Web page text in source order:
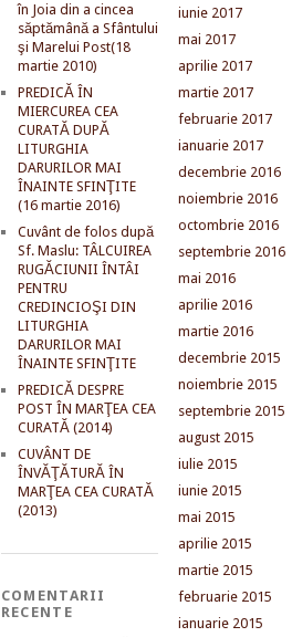
în Joia din a cincea
săptămână a Sfântului
şi Marelui Post(18
martie 2010)
PREDICĂ ÎN
MIERCUREA CEA
CURATĂ DUPĂ
LITURGHIA
DARURILOR MAI
ÎNAINTE SFINŢITE
(16 martie 2016)
Cuvânt de folos după
Sf. Maslu: TÂLCUIREA
RUGĂCIUNII ÎNTÂI
PENTRU
CREDINCIOŞI DIN
LITURGHIA
DARURILOR MAI
ÎNAINTE SFINŢITE
PREDICĂ DESPRE
POST ÎN MARŢEA CEA
CURATĂ (2014)
CUVÂNT DE
ÎNVĂŢĂTURĂ ÎN
MARŢEA CEA CURATĂ
(2013)
COMENTARII
RECENTE
iunie 2017
mai 2017
aprilie 2017
martie 2017
februarie 2017
ianuarie 2017
decembrie 2016
noiembrie 2016
octombrie 2016
septembrie 2016
mai 2016
aprilie 2016
martie 2016
decembrie 2015
noiembrie 2015
septembrie 2015
august 2015
iulie 2015
iunie 2015
mai 2015
aprilie 2015
martie 2015
februarie 2015
ianuarie 2015